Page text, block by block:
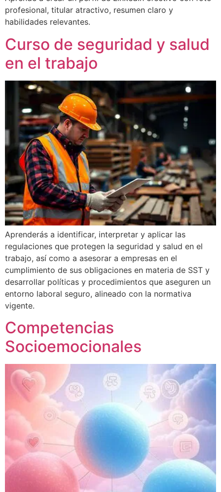
profesional, titular atractivo, resumen claro y
habilidades relevantes.
Curso de seguridad y salud
en el trabajo
Aprenderás a identificar, interpretar y aplicar las
regulaciones que protegen la seguridad y salud en el
trabajo, así como a asesorar a empresas en el
cumplimiento de sus obligaciones en materia de SST y
desarrollar políticas y procedimientos que aseguren un
entorno laboral seguro, alineado con la normativa
vigente.
Competencias
Socioemocionales